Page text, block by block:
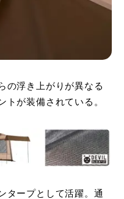
の浮き上がりが異なる
トが装備されている。
タープとして活躍。通